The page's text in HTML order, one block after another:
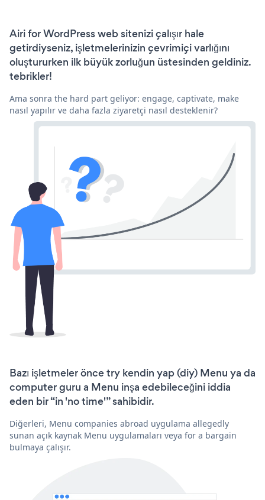
Airi for WordPress web sitenizi çalışır hale
getirdiyseniz, işletmelerinizin çevrimiçi varlığını
oluştururken ilk büyük zorluğun üstesinden geldiniz.
tebrikler!
Ama sonra the hard part geliyor: engage, captivate, make
nasıl yapılır ve daha fazla ziyaretçi nasıl desteklenir?
Bazı işletmeler önce try kendin yap (diy) Menu ya da
computer guru a Menu inşa edebileceğini iddia
eden bir “in 'no time'” sahibidir.
Diğerleri, Menu companies abroad uygulama allegedly
sunan açık kaynak Menu uygulamaları veya for a bargain
bulmaya çalışır.